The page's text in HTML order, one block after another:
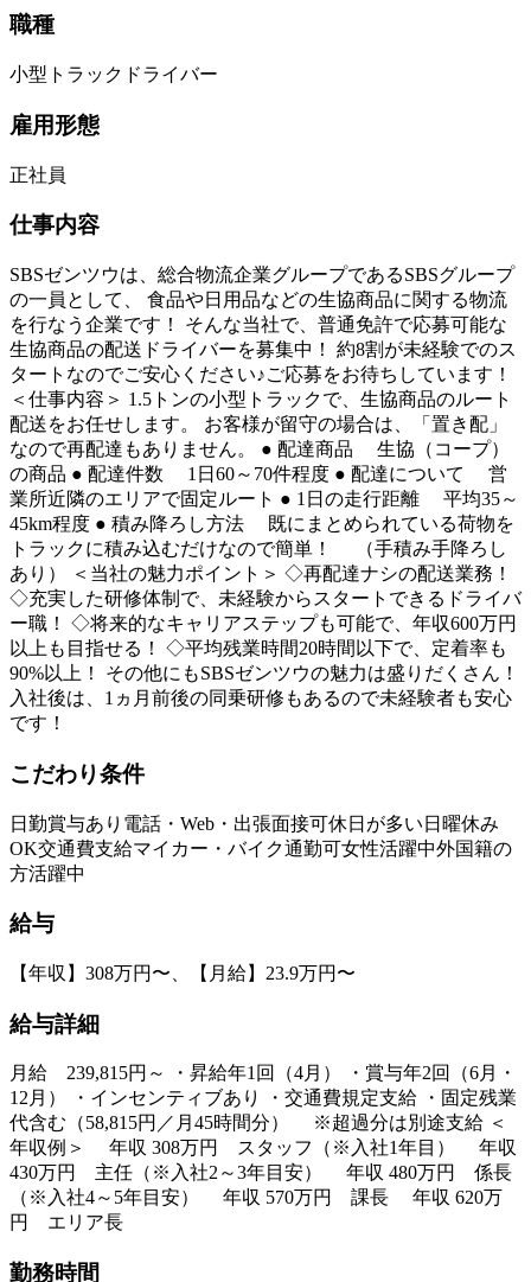
職種
小型トラックドライバー
雇用形態
正社員
仕事内容
SBSゼンツウは、総合物流企業グループであるSBSグループ
の一員として、 食品や日用品などの生協商品に関する物流
を行なう企業です！ そんな当社で、普通免許で応募可能な
生協商品の配送ドライバーを募集中！ 約8割が未経験でのス
タートなのでご安心ください♪ご応募をお待ちしています！
＜仕事内容＞ 1.5トンの小型トラックで、生協商品のルート
配送をお任せします。 お客様が留守の場合は、「置き配」
なので再配達もありません。 ● 配達商品 生協（コープ）
の商品 ● 配達件数 1日60～70件程度 ● 配達について 営
業所近隣のエリアで固定ルート ● 1日の走行距離 平均35～
45km程度 ● 積み降ろし方法 既にまとめられている荷物を
トラックに積み込むだけなので簡単！ （手積み手降ろし
あり） ＜当社の魅力ポイント＞ ◇再配達ナシの配送業務！
◇充実した研修体制で、未経験からスタートできるドライバ
ー職！ ◇将来的なキャリアステップも可能で、年収600万円
以上も目指せる！ ◇平均残業時間20時間以下で、定着率も
90%以上！ その他にもSBSゼンツウの魅力は盛りだくさん！
入社後は、1ヵ月前後の同乗研修もあるので未経験者も安心
です！
こだわり条件
日勤賞与あり 電話・Web・出張面接可休日が多い 日曜休み
OK交通費支給マイカー・バイク通勤可女性活躍中外国籍の
方活躍中
給与
【年収】308万円〜、【月給】23.9万円〜
給与詳細
月給 239,815円～ ・昇給年1回（4月） ・賞与年2回（6月・
12月） ・インセンティブあり ・交通費規定支給 ・固定残業
代含む（58,815円／月45時間分） ※超過分は別途支給 ＜
年収例＞ 年収 308万円 スタッフ（※入社1年目） 年収
430万円 主任（※入社2～3年目安） 年収 480万円 係長
（※入社4～5年目安） 年収 570万円 課長 年収 620万
円 エリア長
勤務時間